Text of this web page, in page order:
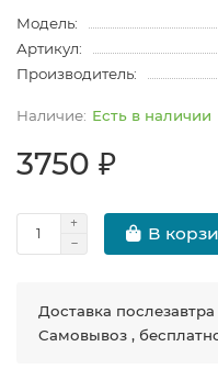
Модель:
Артикул:
Производитель:
Есть в наличии
3750 ₽
В
Доставка
Самовывоз ,